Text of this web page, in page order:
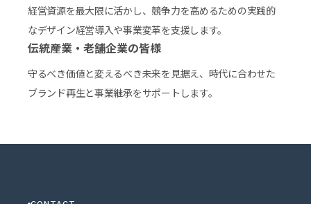
経営資源を最大限に活かし、競争力を高めるための実践的
なデザイン経営導入や事業変革を支援します。
伝統産業・老舗企業の皆様
守るべき価値と変えるべき未来を見据え、時代に合わせた
ブランド再生と事業継承をサポートします。